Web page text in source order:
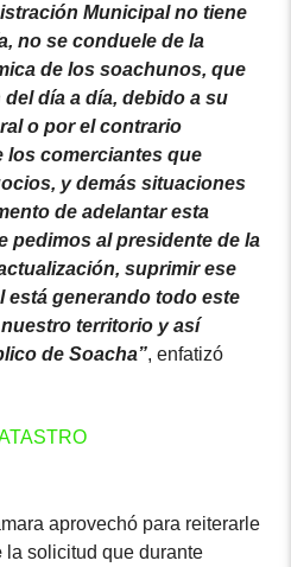
Municipal no tiene
no se conduele de la
de los soachunos, que
día a día, debido a su
o por el contrario
los comerciantes que
y demás situaciones
de adelantar esta
pedimos al presidente de la
suprimir ese
está generando todo este
territorio y así
de Soacha”, enfatizó
aprovechó para reiterarle
la solicitud que durante